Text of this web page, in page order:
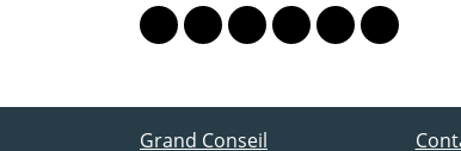
Lien vers le profil Mastodon
Lien vers le profil Bluesky
Lien vers le profil
Lien vers le profil
Lien vers le
Lien
ACCÈS DIRECT
Grand Conseil